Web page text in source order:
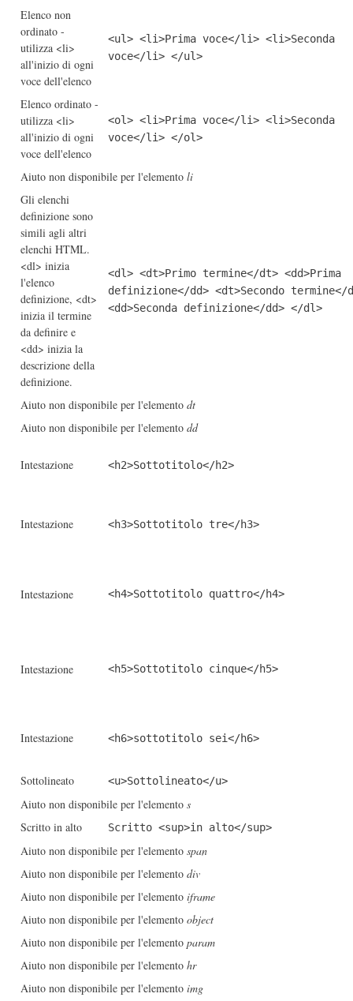
Elenco non
ordinato -
utilizza <li>
all'inizio di ogni
voce dell'elenco
<ul> <li>Prima voce</li> <li>Seconda
voce</li> </ul>
Elenco ordinato -
utilizza <li>
all'inizio di ogni
voce dell'elenco
<ol> <li>Prima voce</li> <li>Seconda
voce</li> </ol>
Aiuto non disponibile per l'elemento li
Gli elenchi
definizione sono
simili agli altri
elenchi HTML.
<dl> inizia
l'elenco
definizione, <dt>
inizia il termine
da definire e
<dd> inizia la
descrizione della
definizione.
<dl> <dt>Primo termine</dt> <dd>Prima
definizione</dd> <dt>Secondo termine</
<dd>Seconda definizione</dd> </dl>
Aiuto non disponibile per l'elemento dt
Aiuto non disponibile per l'elemento dd
Intestazione <h2>Sottotitolo</h2>
Intestazione <h3>Sottotitolo tre</h3>
Intestazione <h4>Sottotitolo quattro</h4>
Intestazione <h5>Sottotitolo cinque</h5>
Intestazione <h6>sottotitolo sei</h6>
Sottolineato <u>Sottolineato</u>
Aiuto non disponibile per l'elemento s
Scritto in alto
Scritto <sup>in alto</sup>
Aiuto non disponibile per l'elemento span
Aiuto non disponibile per l'elemento div
Aiuto non disponibile per l'elemento iframe
Aiuto non disponibile per l'elemento object
Aiuto non disponibile per l'elemento param
Aiuto non disponibile per l'elemento hr
Aiuto non disponibile per l'elemento img